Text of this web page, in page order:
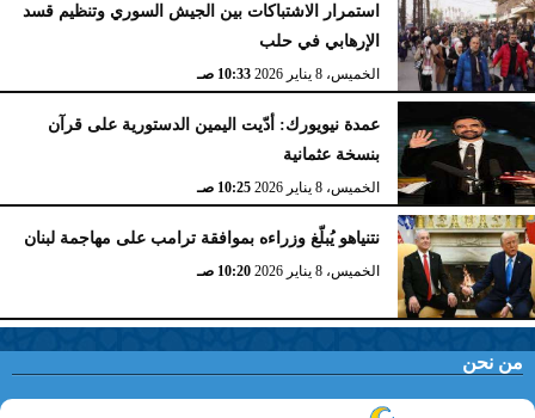
استمرار الاشتباكات بين الجيش السوري وتنظيم قسد
الإرهابي في حلب
الخميس، 8 يناير 2026 10:33 صـ
عمدة نيويورك: أدّيت اليمين الدستورية على قرآن
بنسخة عثمانية
الخميس، 8 يناير 2026 10:25 صـ
نتنياهو يُبلّغ وزراءه بموافقة ترامب على مهاجمة لبنان
الخميس، 8 يناير 2026 10:20 صـ
من نحن